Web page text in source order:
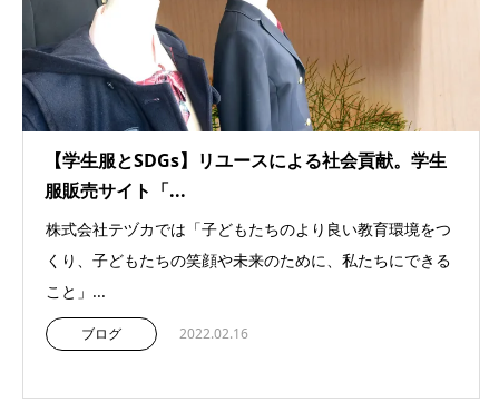
【学生服とSDGs】リユースによる社会貢献。学生
服販売サイト「...
株式会社テヅカでは「子どもたちのより良い教育環境をつ
くり、子どもたちの笑顔や未来のために、私たちにできる
こと」...
ブログ 2022.02.16